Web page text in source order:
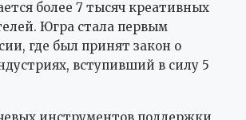
более 7 тысяч креативных
Югра стала первым
где был принят закон о
вступивший в силу 5